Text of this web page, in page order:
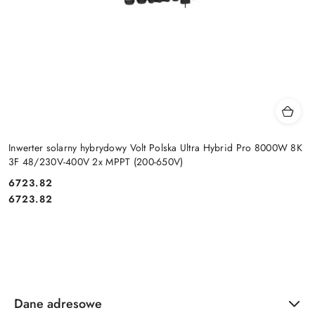
Inwerter solarny hybrydowy Volt Polska Ultra Hybrid Pro 8000W 8K
3F 48/230V-400V 2x MPPT (200-650V)
Cena:
6723.82
Cena:
6723.82
Dane adresowe